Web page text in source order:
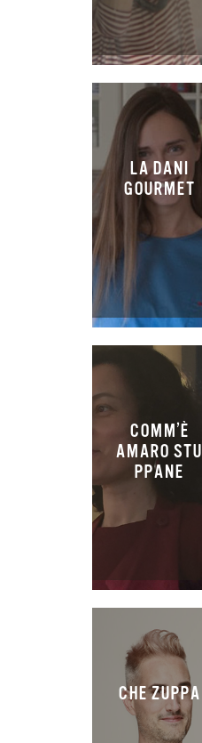
LA DANI
GOURMET
COMM’È
AMARO STU
PPANE
CHE ZUPPA